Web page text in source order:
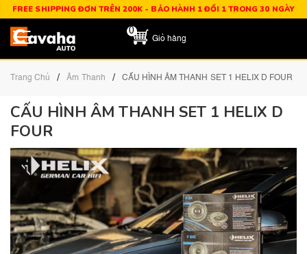
FREE SHIPPING ĐƠN TRÊN 200K - BẢO HÀNH 1 ĐỔI 1 TRONG 30 NGÀY
0
Giỏ hàng
Trang Chủ / Âm Thanh / CẤU HÌNH ÂM THANH SET 1 HELIX D FOUR
CẤU HÌNH ÂM THANH SET 1 HELIX D
FOUR